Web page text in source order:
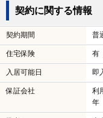
契約に関する情報
契約期間 普
住宅保険 有
入居可能日 即
保証会社
利
年